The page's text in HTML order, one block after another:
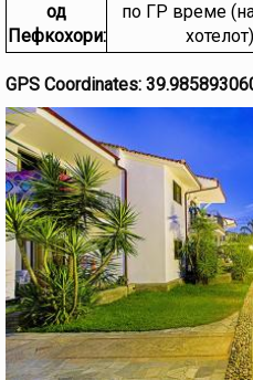
од
Пефкохори:
по ГР време
хотелот)
GPS Coordinates: